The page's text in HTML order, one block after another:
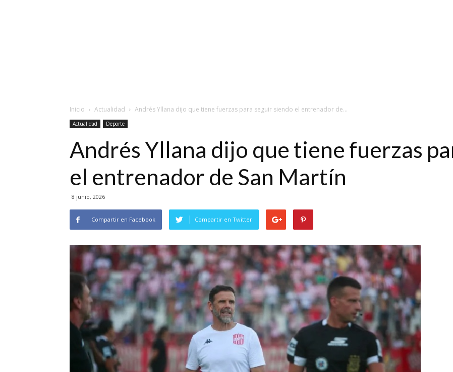
Inicio Actualidad Andrés Yllana dijo que tiene fuerzas para seguir siendo el entrenador de...
Actualidad Deporte
Andrés Yllana dijo que tiene fuerzas
el entrenador de San Martín
8 junio, 2026
Compartir en Facebook Compartir en Twitter